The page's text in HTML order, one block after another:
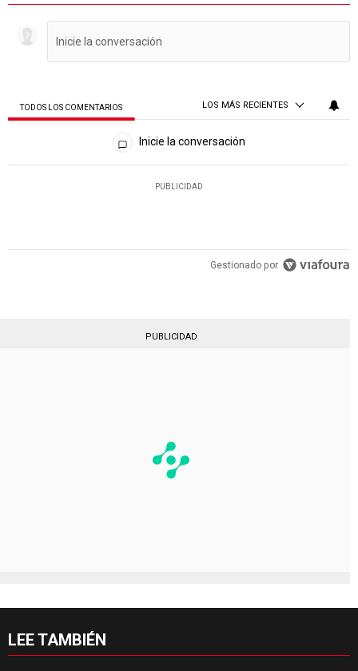
TODOS LOS COMENTARIOS LOS MÁS RECIENTES
Todos los comentarios
Inicie la conversación
PUBLICIDAD
Gestionado por
PUBLICIDAD
LEE TAMBIÉN